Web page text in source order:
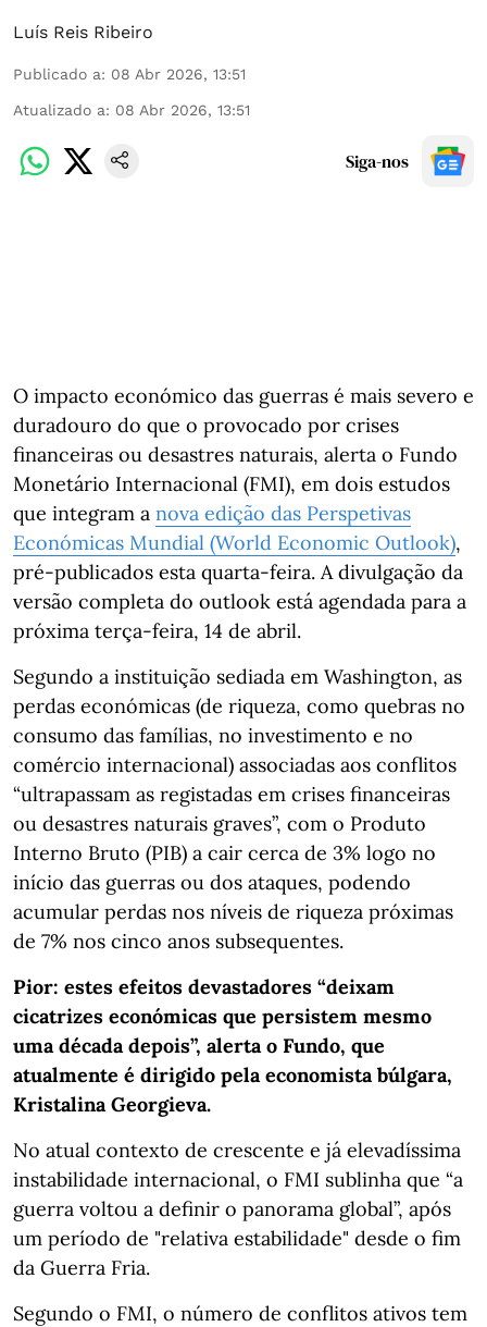
Luís Reis Ribeiro
Publicado a: 08 Abr 2026, 13:51
Atualizado a: 08 Abr 2026, 13:51
Siga-nos
O impacto económico das guerras é mais severo e
duradouro do que o provocado por crises
financeiras ou desastres naturais, alerta o Fundo
Monetário Internacional (FMI), em dois estudos
que integram a nova edição das Perspetivas
Económicas Mundial (World Economic Outlook),
pré-publicados esta quarta-feira. A divulgação da
versão completa do outlook está agendada para a
próxima terça-feira, 14 de abril.
Segundo a instituição sediada em Washington, as
perdas económicas (de riqueza, como quebras no
consumo das famílias, no investimento e no
comércio internacional) associadas aos conflitos
“ultrapassam as registadas em crises financeiras
ou desastres naturais graves”, com o Produto
Interno Bruto (PIB) a cair cerca de 3% logo no
início das guerras ou dos ataques, podendo
acumular perdas nos níveis de riqueza próximas
de 7% nos cinco anos subsequentes.
Pior: estes efeitos devastadores “deixam
cicatrizes económicas que persistem mesmo
uma década depois”, alerta o Fundo, que
atualmente é dirigido pela economista búlgara,
Kristalina Georgieva.
No atual contexto de crescente e já elevadíssima
instabilidade internacional, o FMI sublinha que “a
guerra voltou a definir o panorama global”, após
um período de "relativa estabilidade" desde o fim
da Guerra Fria.
Segundo o FMI, o número de conflitos ativos tem